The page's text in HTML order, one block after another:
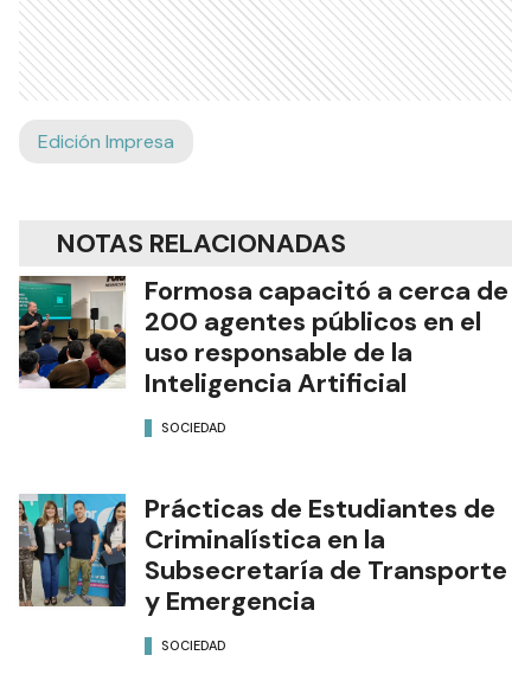
Edición Impresa
NOTAS RELACIONADAS
Formosa capacitó a cerca de
200 agentes públicos en el
uso responsable de la
Inteligencia Artificial
SOCIEDAD
Prácticas de Estudiantes de
Criminalística en la
Subsecretaría de Transporte
y Emergencia
SOCIEDAD